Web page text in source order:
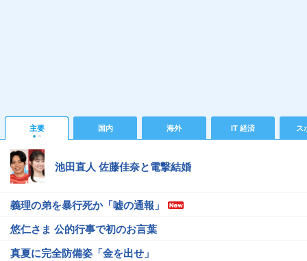
主要 国内 海外 IT 経済 ス
池田直人 佐藤佳奈と電撃結婚
義理の弟を暴行死か「嘘の通報」
悠仁さま 公的行事で初のお言葉
真夏に完全防備姿「金を出せ」